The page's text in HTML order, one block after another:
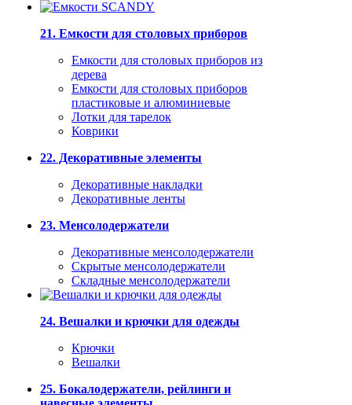
21. Емкости для столовых приборов
Емкости для столовых приборов из
дерева
Емкости для столовых приборов
пластиковые и алюминиевые
Лотки для тарелок
Коврики
22. Декоративные элементы
Декоративные накладки
Декоративные ленты
23. Менсолодержатели
Декоративные менсолодержатели
Скрытые менсолодержатели
Складные менсолодержатели
24. Вешалки и крючки для одежды
Крючки
Вешалки
25. Бокалодержатели, рейлинги и